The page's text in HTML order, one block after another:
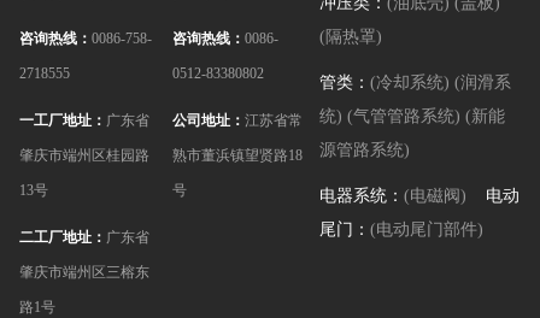
咨询热线： 0086-758-
2718555
一工厂地址： 广东省
肇庆市端州区桂园路
13号
二工厂地址： 广东省
肇庆市端州区三榕东
路1号
咨询热线： 0086-
0512-83380802
公司地址： 江苏省常
熟市董浜镇望贤路18
号
(隔热罩)
管类： (冷却系统) (润滑系
统) (气管管路系统) (新能
源管路系统)
电器系统： (电磁阀) 电动
尾门： (电动尾门部件)